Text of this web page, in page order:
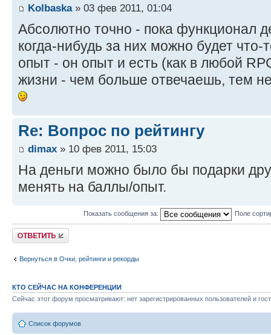
Kolbaska» 03 фев 2011, 01:04
Абсолютно точно - пока функционал
когда-нибудь за них можно будет
опыт - он опыт и есть (как в любой
жизни - чем больше отвечаешь, тем
Re: Вопрос по рейтингу
dimax » 10 фев 2011, 15:03
На деньги можно было бы подарки
менять на баллы/опыт.
Показать сообщения за: Поле
Ответить
Вернуться в Очки, рейтинги и рекорды
КТО СЕЙЧАС НА КОНФЕРЕНЦИИ
Сейчас этот форум просматривают: нет зарегистрированных пользователей и
Список форумов